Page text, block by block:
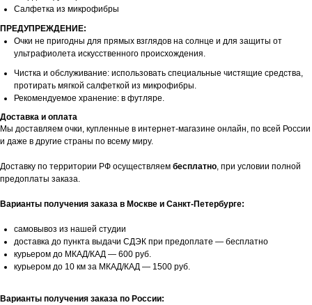
Салфетка из микрофибры
ПРЕДУПРЕЖДЕНИЕ:
Очки не пригодны для прямых взглядов на солнце и для защиты от
ультрафиолета искусственного происхождения.
Чистка и обслуживание: использовать специальные чистящие средства,
протирать мягкой салфеткой из микрофибры.
Рекомендуемое хранение: в футляре.
Доставка и оплата
Мы доставляем очки, купленные в интернет-магазине онлайн, по всей России
и даже в другие страны по всему миру.
Доставку по территории РФ осуществляем бесплатно, при условии полной
предоплаты заказа.
Варианты получения заказа в Москве и Санкт-Петербурге:
самовывоз из нашей студии
доставка до пункта выдачи СДЭК при предоплате — бесплатно
курьером до МКАД/КАД — 600 руб.
курьером до 10 км за МКАД/КАД — 1500 руб.
Варианты получения заказа по России: